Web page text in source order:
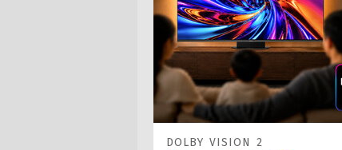
DOLBY VISION 2